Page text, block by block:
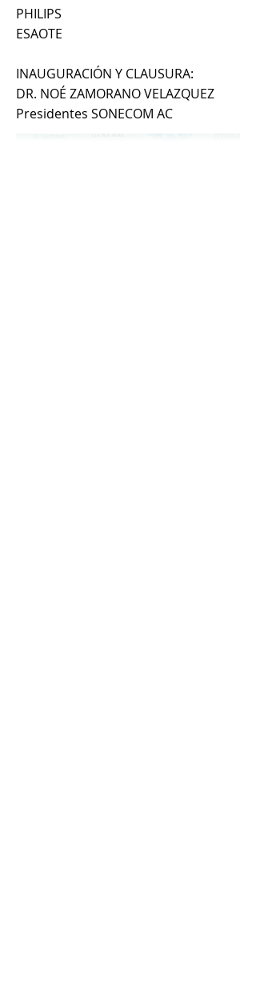
PHILIPS
ESAOTE
INAUGURACIÓN Y CLAUSURA:
DR. NOÉ ZAMORANO VELAZQUEZ
Presidentes SONECOM AC